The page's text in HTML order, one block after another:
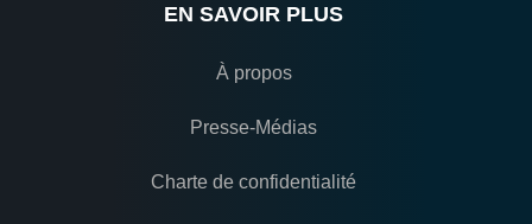
EN SAVOIR PLUS
À propos
Presse-Médias
Charte de confidentialité